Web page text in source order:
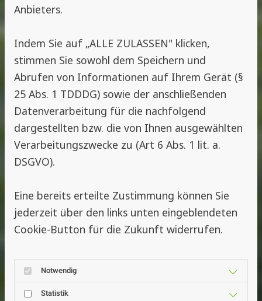
Anbieters.
Indem Sie auf „ALLE ZULASSEN" klicken,
stimmen Sie sowohl dem Speichern und
Abrufen von Informationen auf Ihrem Gerät (§
25 Abs. 1 TDDDG) sowie der anschließenden
Datenverarbeitung für die nachfolgend
dargestellten bzw. die von Ihnen ausgewählten
Verarbeitungszwecke zu (Art 6 Abs. 1 lit. a.
DSGVO).
Eine bereits erteilte Zustimmung können Sie
jederzeit über den links unten eingeblendeten
Cookie-Button für die Zukunft widerrufen.
Notwendig
Statistik